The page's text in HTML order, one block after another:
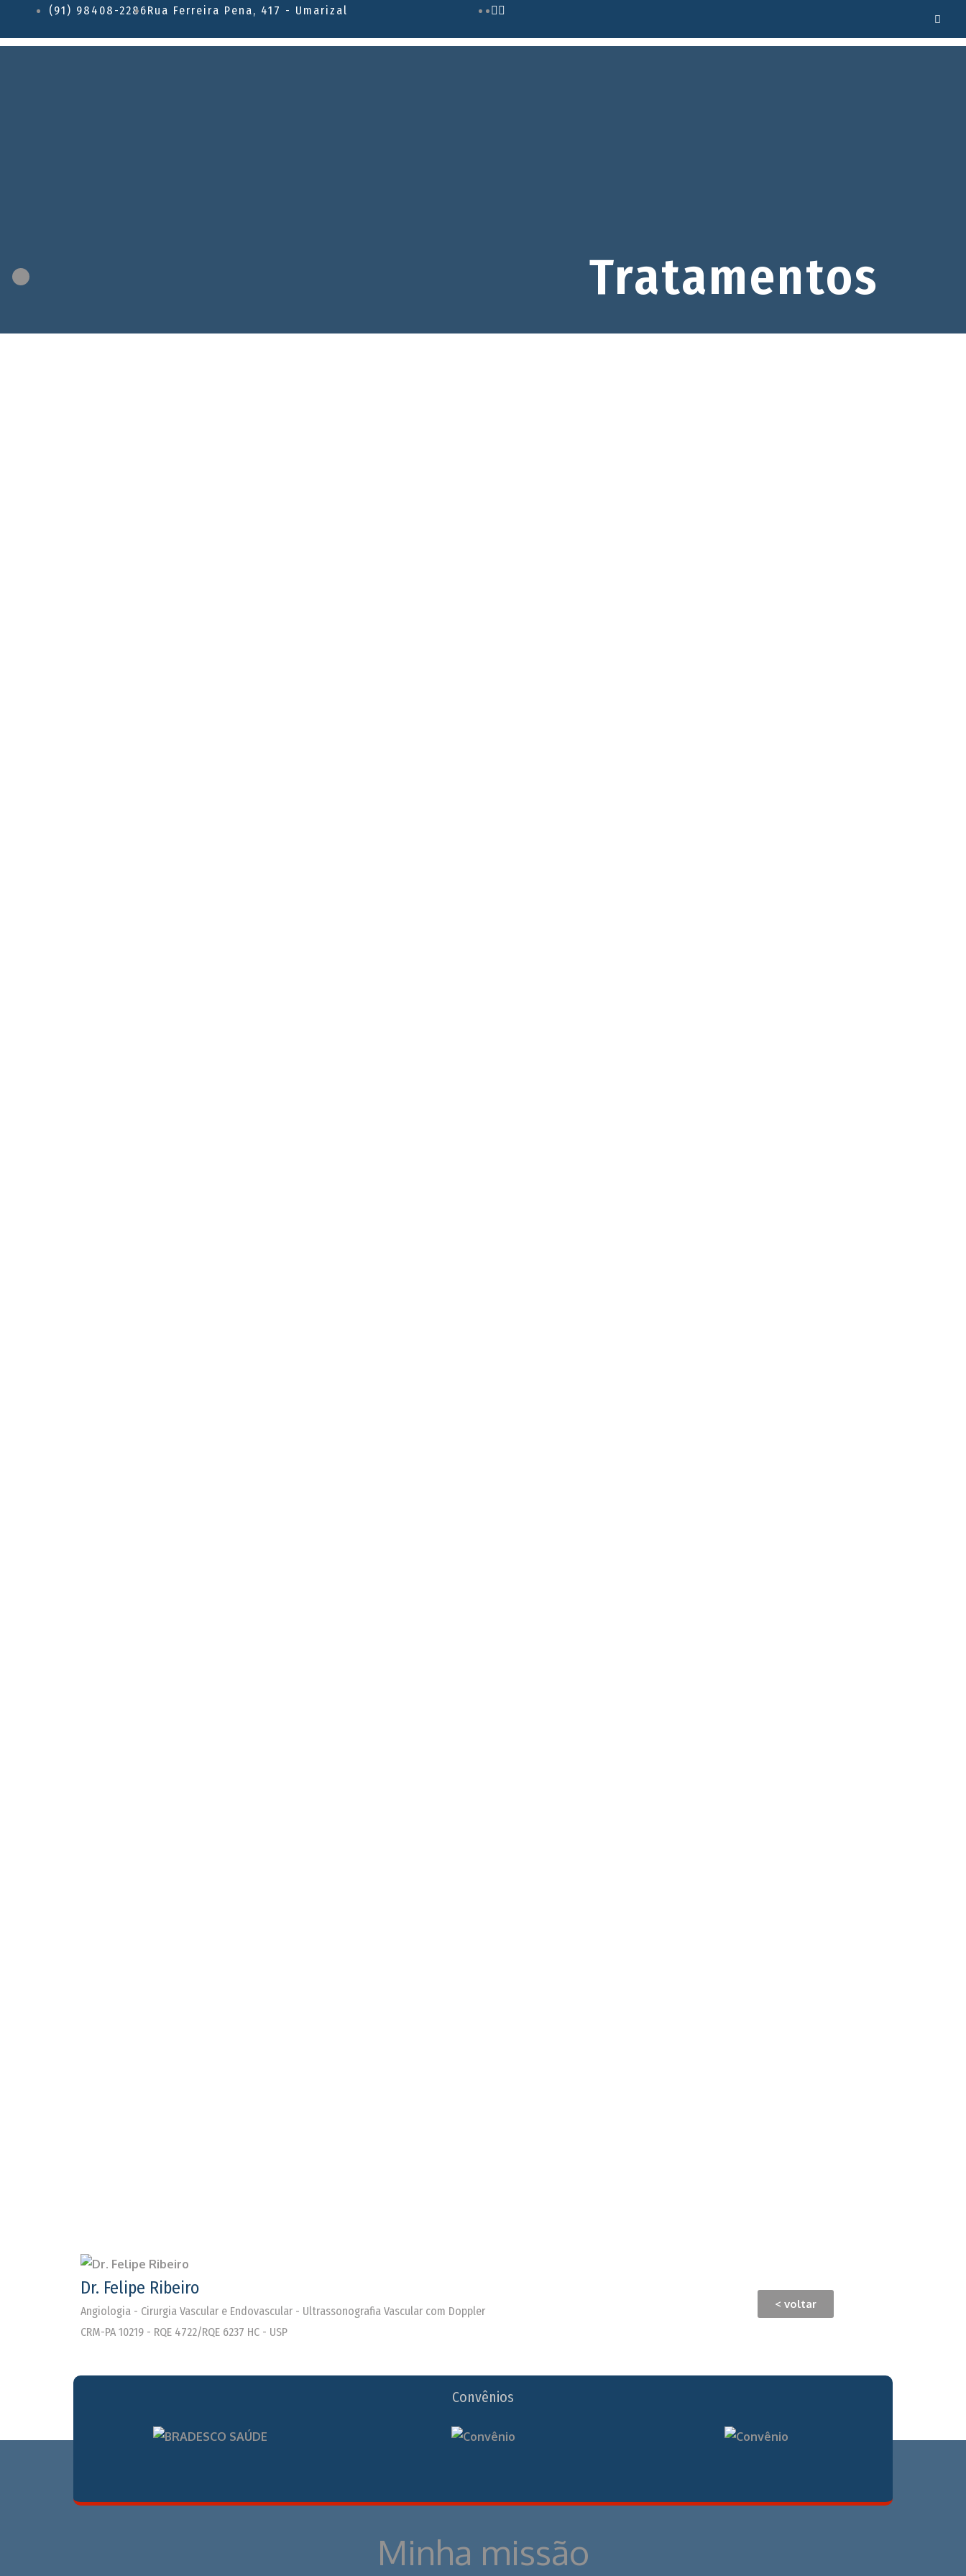
(91) 98408-2286Rua Ferreira Pena, 417 - Umarizal
Tratamentos
Dr. Felipe Ribeiro
Angiologia - Cirurgia Vascular e Endovascular - Ultrassonografia Vascular com Doppler
CRM-PA 10219 - RQE 4722/RQE 6237 HC - USP
< voltar
Convênios
Minha missão